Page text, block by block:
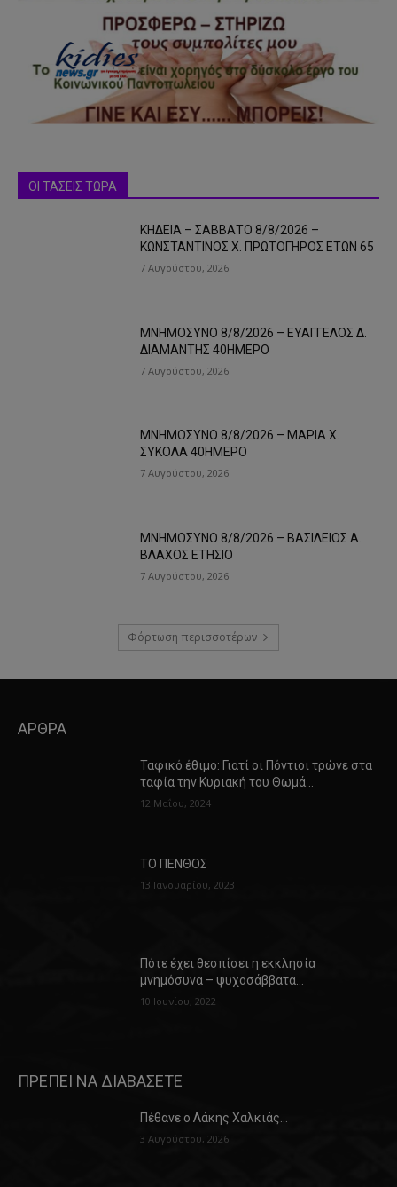
ΟΙ ΤΑΣΕΙΣ ΤΩΡΑ
ΚΗΔΕΙΑ – ΣΑΒΒΑΤΟ 8/8/2026 –
ΚΩΝΣΤΑΝΤΙΝΟΣ Χ. ΠΡΩΤΟΓΗΡΟΣ ΕΤΩΝ 65
7 Αυγούστου, 2026
ΜΝΗΜΟΣΥΝΟ 8/8/2026 – ΕΥΑΓΓΕΛΟΣ Δ.
ΔΙΑΜΑΝΤΗΣ 40ΗΜΕΡΟ
7 Αυγούστου, 2026
ΜΝΗΜΟΣΥΝΟ 8/8/2026 – ΜΑΡΙΑ Χ.
ΣΥΚΟΛΑ 40ΗΜΕΡΟ
7 Αυγούστου, 2026
ΜΝΗΜΟΣΥΝΟ 8/8/2026 – ΒΑΣΙΛΕΙΟΣ Α.
ΒΛΑΧΟΣ ΕΤΗΣΙΟ
7 Αυγούστου, 2026
Φόρτωση περισσοτέρων
ΑΡΘΡΑ
Ταφικό έθιμο: Γιατί οι Πόντιοι τρώνε στα
ταφία την Κυριακή του Θωμά…
12 Μαΐου, 2024
ΤΟ ΠΕΝΘΟΣ
13 Ιανουαρίου, 2023
Πότε έχει θεσπίσει η εκκλησία
μνημόσυνα – ψυχοσάββατα…
10 Ιουνίου, 2022
ΠΡΕΠΕΙ ΝΑ ΔΙΑΒΑΣΕΤΕ
Πέθανε ο Λάκης Χαλκιάς…
3 Αυγούστου, 2026